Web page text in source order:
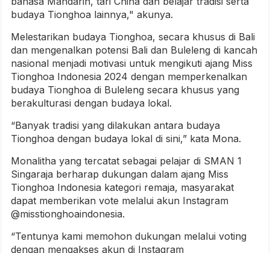
budaya Tionghoa lainnya," akunya.
Melestarikan budaya Tionghoa, secara khusus di Bali
dan mengenalkan potensi Bali dan Buleleng di kancah
nasional menjadi motivasi untuk mengikuti ajang Miss
Tionghoa Indonesia 2024 dengan memperkenalkan
budaya Tionghoa di Buleleng secara khusus yang
berakulturasi dengan budaya lokal.
“Banyak tradisi yang dilakukan antara budaya
Tionghoa dengan budaya lokal di sini,” kata Mona.
Monalitha yang tercatat sebagai pelajar di SMAN 1
Singaraja berharap dukungan dalam ajang Miss
Tionghoa Indonesia kategori remaja, masyarakat
dapat memberikan vote melalui akun Instagram
@misstionghoaindonesia.
“Tentunya kami memohon dukungan melalui voting
dengan mengakses akun di Instagram